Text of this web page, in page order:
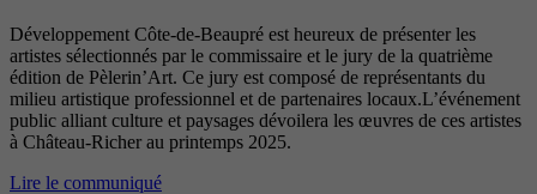
Développement Côte-de-Beaupré est heureux de présenter les
artistes sélectionnés par le commissaire et le jury de la quatrième
édition de Pèlerin’Art. Ce jury est composé de représentants du
milieu artistique professionnel et de partenaires locaux.L’événement
public alliant culture et paysages dévoilera les œuvres de ces artistes
à Château-Richer au printemps 2025.
Lire le communiqué